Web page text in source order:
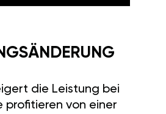
die Leistung bei
profitieren von einer